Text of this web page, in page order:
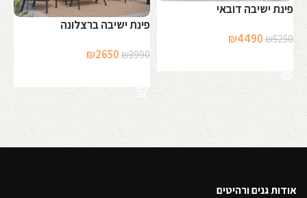
פינת ישיבה דובאי
₪5250
המחיר
היה:
₪4490
הוא:
₪4490.
פינת ישיבה ברצלונה
₪3990
המחיר
היה:
₪3990.
₪2650
הוא:
₪2650.
אודות גנים ורהיטים